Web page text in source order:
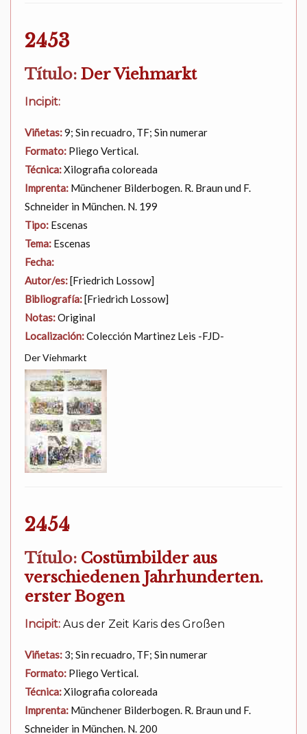
2453
Título: Der Viehmarkt
Incipit:
Viñetas:9; Sin recuadro, TF; Sin numerar
Formato: Pliego Vertical.
Técnica:Xilografia coloreada
Imprenta: Münchener Bilderbogen. R. Braun und F.
Schneider in München. N. 199
Tipo: Escenas
Tema: Escenas
Fecha:
Autor/es:[Friedrich Lossow]
Bibliografía:[Friedrich Lossow]
Notas:Original
Localización:Colección Martinez Leis -FJD-
Der Viehmarkt
2454
Título: Costümbilder aus
verschiedenen Jahrhunderten.
erster Bogen
Incipit: Aus der Zeit Karis des Großen
Viñetas: 3; Sin recuadro, TF; Sin numerar
Formato: Pliego Vertical.
Técnica:Xilografia coloreada
Imprenta: Münchener Bilderbogen. R. Braun und F.
Schneider in München. N. 200